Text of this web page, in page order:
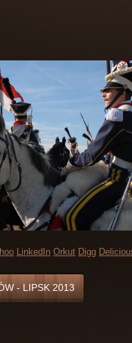
LinkedIn Orkut Digg
- LIPSK 2013